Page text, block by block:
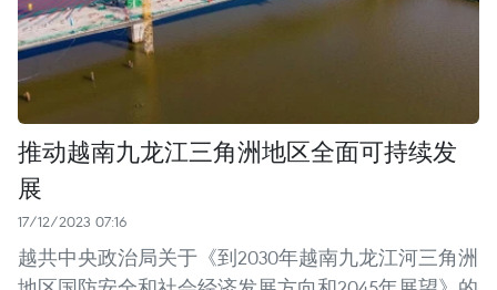
推动越南九龙江三角洲地区全面可持续发
展
17/12/2023 07:16
越共中央政治局关于《到2030年越南九龙江河三角洲